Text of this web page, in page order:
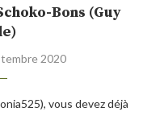
Bons (Guy
2020
vous devez déjà